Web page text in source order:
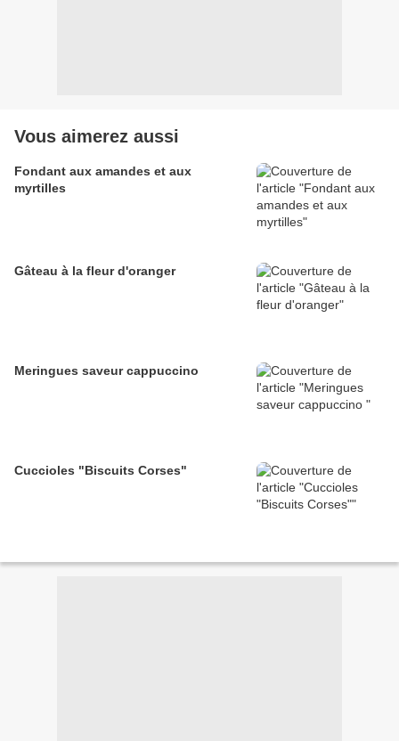
Vous aimerez aussi
Fondant aux amandes et aux
myrtilles
Gâteau à la fleur d'oranger
Meringues saveur cappuccino
Cuccioles "Biscuits Corses"